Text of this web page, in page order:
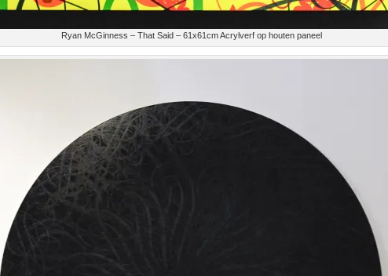
Ryan McGinness – That Said – 61x61cm Acrylverf op houten paneel